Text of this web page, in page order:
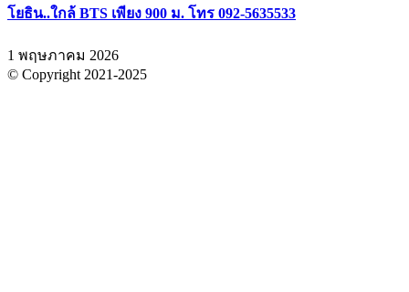
โยธิน..ใกล้ BTS เพียง 900 ม. โทร 092-5635533
1 พฤษภาคม 2026
© Copyright 2021-2025